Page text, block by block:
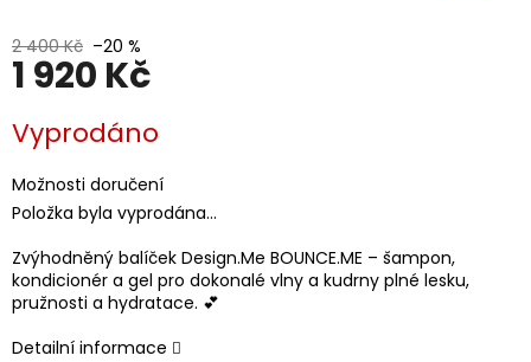
2 400 Kč –20 %
1 920 Kč
cena:
Vyprodáno
Možnosti doručení
Položka byla vyprodána…
Zvýhodněný balíček Design.Me BOUNCE.ME – šampon,
kondicionér a gel pro dokonalé vlny a kudrny plné lesku,
pružnosti a hydratace. 💕
Detailní informace